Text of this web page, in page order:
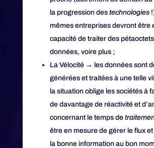
la progression des technologies
mêmes entreprises devront être
capacité de traiter des
données, voire plus ;
La Vélocité → les données sont
générées et traitées à une telle
la situation oblige les sociétés à
de davantage de réactivité et
concernant le temps de
être en mesure de gérer le flux et
la bonne information au bon